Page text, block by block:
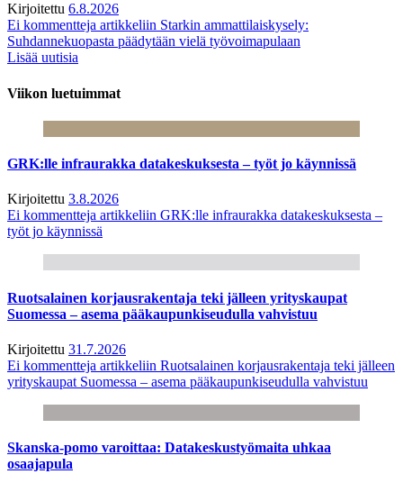
Kirjoitettu 6.8.2026
Ei kommentteja artikkeliin Starkin ammattilaiskysely:
Suhdannekuopasta päädytään vielä työvoimapulaan
Lisää uutisia
Viikon luetuimmat
GRK:lle infraurakka datakeskuksesta – työt jo käynnissä
Kirjoitettu 3.8.2026
Ei kommentteja artikkeliin GRK:lle infraurakka datakeskuksesta –
työt jo käynnissä
Ruotsalainen korjausrakentaja teki jälleen yrityskaupat
Suomessa – asema pääkaupunkiseudulla vahvistuu
Kirjoitettu 31.7.2026
Ei kommentteja artikkeliin Ruotsalainen korjausrakentaja teki jälleen
yrityskaupat Suomessa – asema pääkaupunkiseudulla vahvistuu
Skanska-pomo varoittaa: Datakeskustyömaita uhkaa
osaajapula